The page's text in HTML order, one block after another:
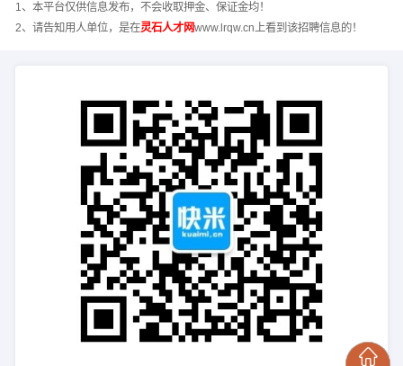
1、本平台仅供信息发布，不会收取押金、保证金均！
2、请告知用人单位，是在灵石人才网www.lrqw.cn上看到该招聘信息的！